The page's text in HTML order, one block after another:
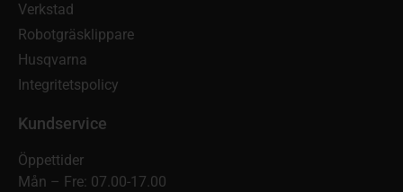
Verkstad
Robotgräsklippare
Husqvarna
Integritetspolicy
Kundservice
Öppettider
Mån – Fre: 07.00-17.00